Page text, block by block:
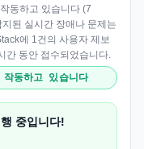
동하고 있습니다 (7
된 실시간 장애나 문제는
에 1건의 사용자 제보
간 동안 접수되었습니다.
동하고 있습니다
중입니다!